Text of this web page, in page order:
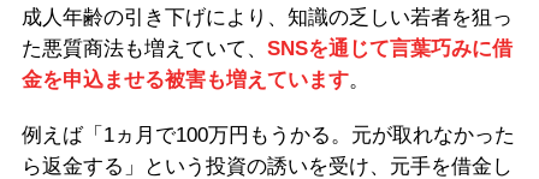
成人年齢の引き下げにより、知識の乏しい若者を狙っ
た悪質商法も増えていて、 SNSを通じて言葉巧みに借
金を申込ませる被害も増えています。
例えば「1ヵ月で100万円もうかる。元が取れなかった
ら返金する」という投資の誘いを受け、元手を借金し